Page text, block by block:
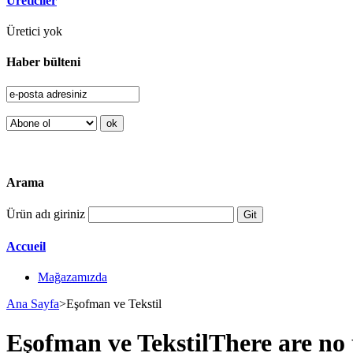
Üretici yok
Haber bülteni
Arama
Ürün adı giriniz
Accueil
Mağazamızda
Ana Sayfa>Eşofman ve Tekstil
Eşofman ve TekstilThere are